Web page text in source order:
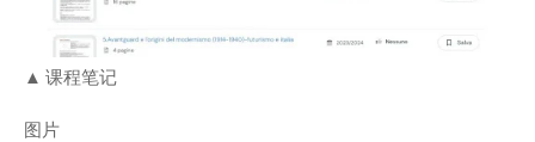
▲ 课程笔记
图片